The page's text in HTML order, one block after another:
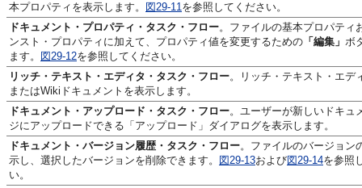
本プロパティを表示します。
図29-11を参照してください。
ドキュメント・プロパティ・タスク・フロー。ファイルの基本プロパティ
ンスト・プロパティに加えて、プロパティ値を変更するための 「編集」 ボ
ます。
図29-12を参照してください。
リッチ・テキスト・エディタ・タスク・フロー。リッチ・テキスト・エデ
またはWikiドキュメントを表示します。
ドキュメント・アップロード・タスク・フロー。ユーザーが新しいドキュ
ジにアップロードできる「アップロード」ダイアログを表示します。
ドキュメント・バージョン履歴・タスク・フロー。ファイルのバージョン
示し、選択したバージョンを削除できます。
図29-13および図29-14を参照
い。